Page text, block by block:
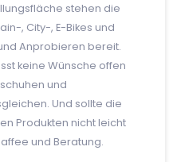
stehen die
, City-, E-Bikes und
Anprobieren bereit.
keine Wünsche offen
und
Und sollte die
Produkten nicht leicht
und Beratung.